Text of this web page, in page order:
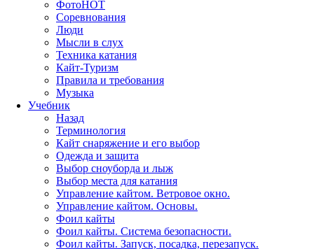
ФотоHOT
Соревнования
Люди
Мысли в слух
Техника катания
Кайт-Туризм
Правила и требования
Музыка
Учебник
Назад
Терминология
Кайт снаряжение и его выбор
Одежда и защита
Выбор сноуборда и лыж
Выбор места для катания
Управление кайтом. Ветровое окно.
Управление кайтом. Основы.
Фоил кайты
Фоил кайты. Система безопасности.
Фоил кайты. Запуск, посадка, перезапуск.